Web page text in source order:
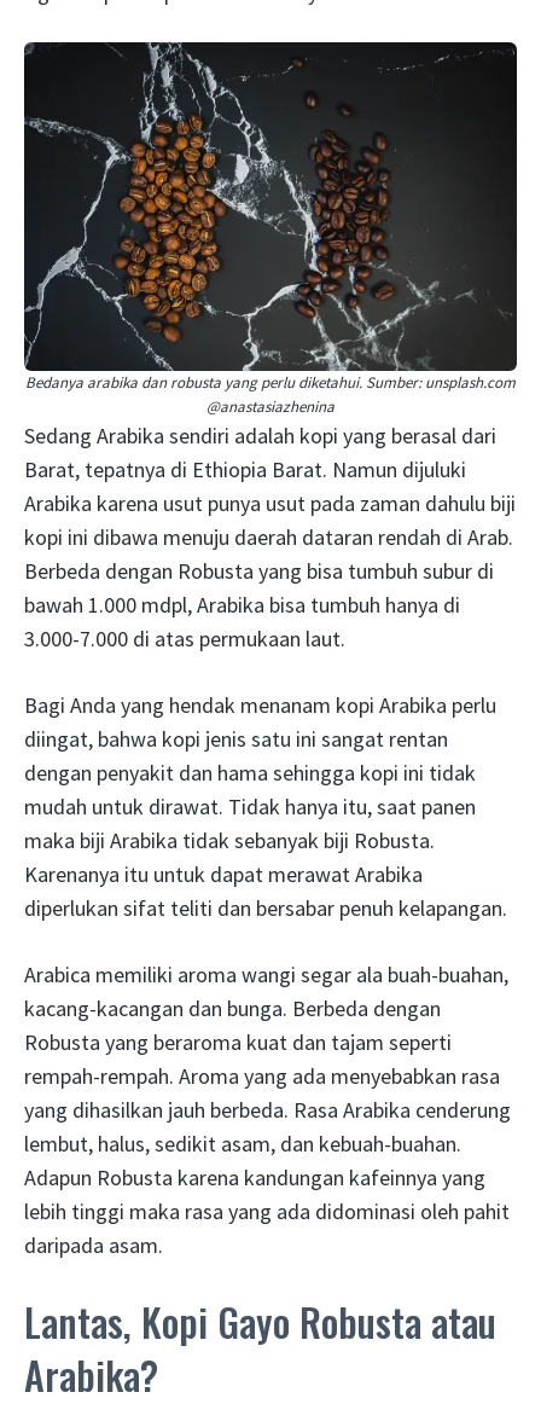
Bedanya arabika dan robusta yang perlu diketahui. Sumber: unsplash.com
@anastasiazhenina
Sedang Arabika sendiri adalah kopi yang berasal dari
Barat, tepatnya di Ethiopia Barat. Namun dijuluki
Arabika karena usut punya usut pada zaman dahulu biji
kopi ini dibawa menuju daerah dataran rendah di Arab.
Berbeda dengan Robusta yang bisa tumbuh subur di
bawah 1.000 mdpl, Arabika bisa tumbuh hanya di
3.000-7.000 di atas permukaan laut.
Bagi Anda yang hendak menanam kopi Arabika perlu
diingat, bahwa kopi jenis satu ini sangat rentan
dengan penyakit dan hama sehingga kopi ini tidak
mudah untuk dirawat. Tidak hanya itu, saat panen
maka biji Arabika tidak sebanyak biji Robusta.
Karenanya itu untuk dapat merawat Arabika
diperlukan sifat teliti dan bersabar penuh kelapangan.
Arabica memiliki aroma wangi segar ala buah-buahan,
kacang-kacangan dan bunga. Berbeda dengan
Robusta yang beraroma kuat dan tajam seperti
rempah-rempah. Aroma yang ada menyebabkan rasa
yang dihasilkan jauh berbeda. Rasa Arabika cenderung
lembut, halus, sedikit asam, dan kebuah-buahan.
Adapun Robusta karena kandungan kafeinnya yang
lebih tinggi maka rasa yang ada didominasi oleh pahit
daripada asam.
Lantas, Kopi Gayo Robusta atau
Arabika?